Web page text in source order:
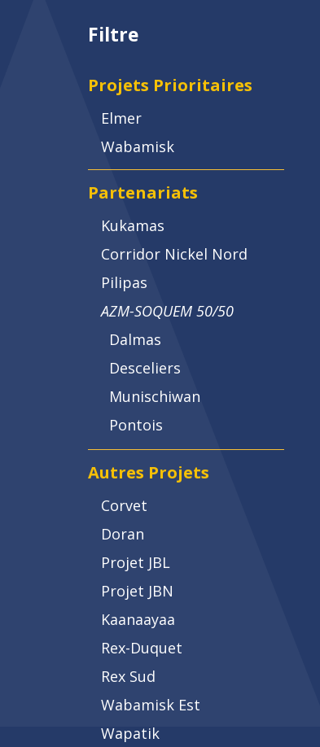
Filtre
Projets Prioritaires
Elmer
Wabamisk
Partenariats
Kukamas
Corridor Nickel Nord
Pilipas
AZM-SOQUEM 50/50
Dalmas
Desceliers
Munischiwan
Pontois
Autres Projets
Corvet
Doran
Projet JBL
Projet JBN
Kaanaayaa
Rex-Duquet
Rex Sud
Wabamisk Est
Wapatik